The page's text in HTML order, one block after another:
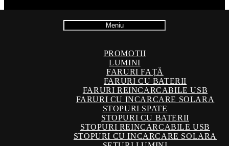
Meniu
PROMOTII
LUMINI
FARURI FAȚĂ
FARURI CU BATERII
FARURI REINCARCABILE USB
FARURI CU INCARCARE SOLARA
STOPURI SPATE
STOPURI CU BATERII
STOPURI REINCARCABILE USB
STOPURI CU INCARCARE SOLARA